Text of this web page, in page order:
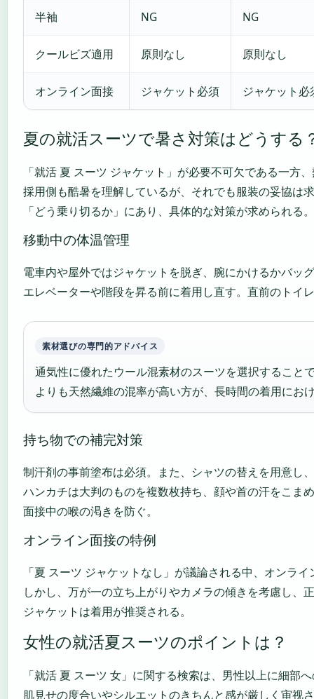
半袖 NG NG
クールビズ適用 原則なし 原則なし
オンライン面接 ジャケット必須 ジャケット必
夏の就活スーツで暑さ対策はどうする
「就活 夏 スーツ ジャケット」が必要不可欠である一方
採用側も酷暑を理解しているが、それでも服装の妥協は
「どう乗り切るか」にあり、具体的な対策が求められる。
移動中の体温管理
電車内や屋外ではジャケットを脱ぎ、腕にかけるかバッ
エレベーターや階段を昇る前に着用し直す。直前のトイ
素材選びの専門的アドバイス
通気性に優れたウール混素材のスーツを選択すること
よりも天然繊維の混率が高い方が、長時間の着用にお
持ち物での補完対策
制汗剤の事前塗布は必須。また、シャツの替えを用意し
ハンカチは大判のものを複数枚持ち、顔や首の汗をこま
面接中の喉の渇きを防ぐ。
オンライン面接の特例
「夏 スーツ ジャケットなし」が議論される中、オンラ
しかし、万が一の立ち上がりやカメラの傾きを考慮し、
ジャケットは着用が推奨される。
女性の就活夏スーツのポイントは？
「就活 夏 スーツ 女」に関する検索は、男性以上に細部
肌見せの度合いやシルエットのきちんと感が厳しく审视